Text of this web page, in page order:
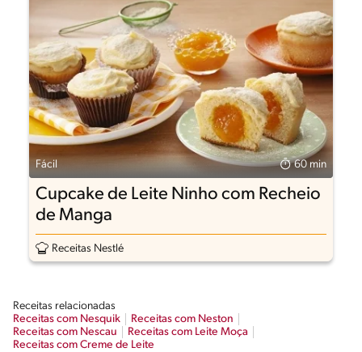
Fácil 60 min
Cupcake de Leite Ninho com Recheio
de Manga
Receitas Nestlé
Receitas relacionadas
Receitas com Nesquik
Receitas com Neston
Receitas com Nescau
Receitas com Leite Moça
Receitas com Creme de Leite